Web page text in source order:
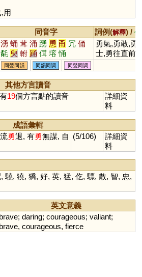
,用
同音字 詞例(解釋) /
湧 蛹 茸 涌 踴 恿 甬 冗 俑
氄 臾 軵 踊 傇 塎 悀
勇氣,勇敢,勇
士,勇往直前,
猛,急流勇退,
勇無謀
同聲同韻 同韻同調 同聲同調
其他方言讀音
19個方言點的讀音
詳細資
料
成語彙輯
勇退, 有勇無謀, 自 (5/106)
詳細資
料
, 驍, 獟, 獢, 好, 英, 猛, 仡, 驃, 散, 智, 忠,
英文意義
brave; daring; courageous; valiant;
brave, courageous, fierce